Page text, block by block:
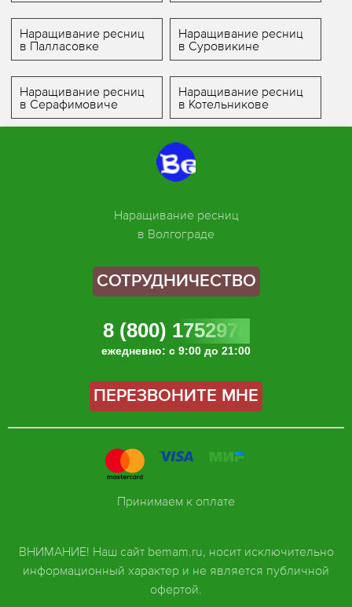
Наращивание ресниц
в Палласовке
Наращивание ресниц
в Суровикине
Наращивание ресниц
в Серафимовиче
Наращивание ресниц
в Котельникове
Наращивание ресниц
в Волгограде
СОТРУДНИЧЕСТВО
8 (800) 1752978
ежедневно: с 9:00 до 21:00
ПЕРЕЗВОНИТЕ МНЕ
ВНИМАНИЕ! Наш сайт bemam.ru, носит исключительно
информационный характер и не является публичной
офертой.
Принимаем к оплате